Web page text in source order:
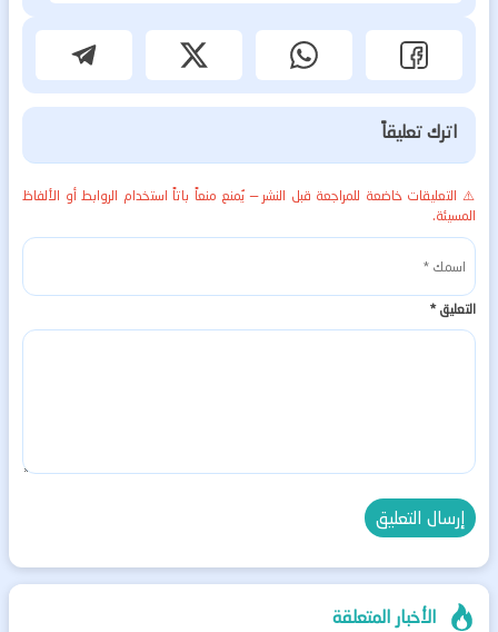
اترك تعليقاً
⚠️ التعليقات خاضعة للمراجعة قبل النشر — يُمنع منعاً باتاً استخدام الروابط أو الألفاظ
المسيئة.
التعليق*
الأخبار المتعلقة